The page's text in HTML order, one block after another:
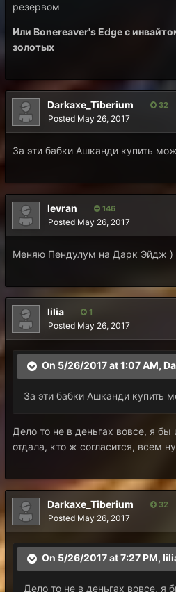
резервом
Или Bonereaver's Edge с
золотых
Darkaxe_Tiberium 32
Posted May 26, 2017
За эти бабки Ашканди купить
levran 146
Posted May 26, 2017
Меняю Пендулум на Дарк Эйдж )
lilia 1
Posted May 26, 2017
On 5/26/2017 at 1:07 AM,
За эти бабки Ашканди купить
Дело то не в деньгах вовсе, я
отдала, кто ж согласится, всем
Darkaxe_Tiberium 32
Posted May 26, 2017
On 5/26/2017 at 7:27 PM,
Дело то не в деньгах вовсе, я